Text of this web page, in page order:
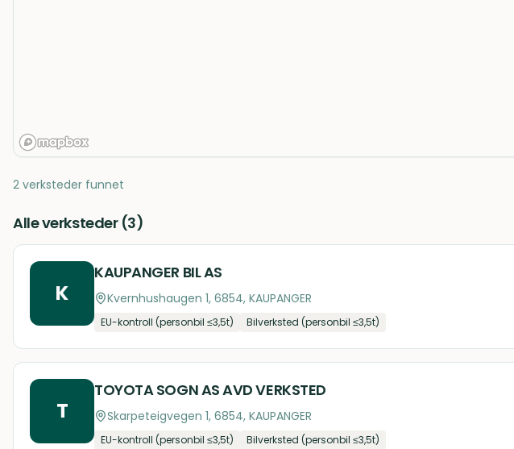
2 verksteder funnet
Alle verksteder (3)
K
KAUPANGER BIL AS
Kvernhushaugen 1, 6854, KAUPANGER
EU-kontroll (personbil ≤3,5t) Bilverksted (personbil ≤3,5t)
T
TOYOTA SOGN AS AVD VERKSTED
Skarpeteigvegen 1, 6854, KAUPANGER
EU-kontroll (personbil ≤3,5t) Bilverksted (personbil ≤3,5t)